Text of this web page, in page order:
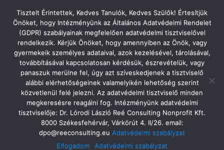
Tatabányai Árpád Gimnázium
2022. Május 2. Hétfő
Árpád-Díj 2022
Megosztás Tweet Pin Email SMS
A ballagás alkalmával a Tatabányai Árpád Gimnázium
Tisztelt Érintettek, Kedves Tanulók, Kedves Szülők! Értesítjük
Önöket, hogy Intézményünk az Általános Adatvédelmi Rendelet
(GDPR) szabályainak megfelelően adatvédelmi tisztviselővel
rendelkezik. Kérjük Önöket, hogy amennyiben az Önök, vagy
gyermekeik személyes adataival, azok kezelésével, tárolásával,
továbbításával kapcsolatosan kérdésük, észrevételük, vagy
panaszuk merülne fel, úgy azt szíveskedjenek a tisztviselő
alábbi elérhetőségeinek valamelyikén lehetőség szerint
közvetlenül felé jelezni. Az adatvédelmi tisztviselő minden
megkeresésre reagálni fog. Intézményünk adatvédelmi
tisztviselője: Dr. Lórodi László Reé Consulting Nonprofit Kft.
8000 Székesfehérvár, Várkörút 4. II/26. email:
dpo@reeconsulting.eu Adatvédelmi szabályzat
Elfogadom
Adatvédelmi szabályzat